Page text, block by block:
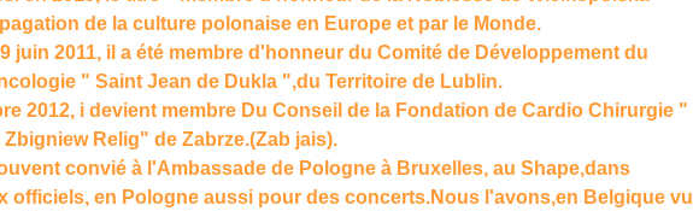
de la culture polonaise en Europe et par le Monde.
juin 2011, il a été membre d'honneur du Comité de Développement du
" Saint Jean de Dukla ",du Territoire de Lublin.
2012, i devient membre Du Conseil de la Fondation de Cardio Chirurgie "
Zbigniew Relig" de Zabrze.(Zab jais).
convié à l'Ambassade de Pologne à Bruxelles, au Shape,dans
officiels, en Pologne aussi pour des concerts.Nous l'avons,en Belgique vu